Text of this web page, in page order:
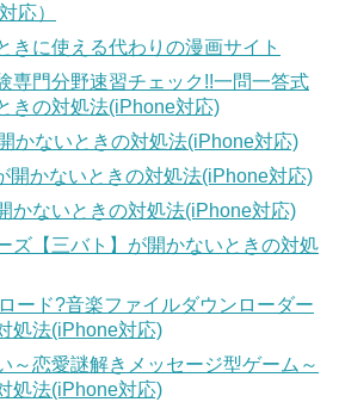
応）
きに使える代わりの漫画サイト
専門分野速習チェック!!一問一答式
きの対処法(iPhone対応)
かないときの対処法(iPhone対応)
開かないときの対処法(iPhone対応)
かないときの対処法(iPhone対応)
ズ【三バト】が開かないときの対処
ード?音楽ファイルダウンローダー
処法(iPhone対応)
～恋愛謎解きメッセージ型ゲーム～
処法(iPhone対応)